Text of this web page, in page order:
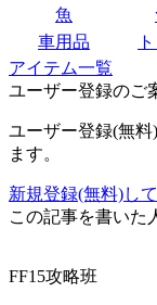
魚
車用品
アイテム一覧
ユーザー登録のご
ユーザー登録(無
ます。
新規登録(無料)し
この記事を書いた
FF15攻略班